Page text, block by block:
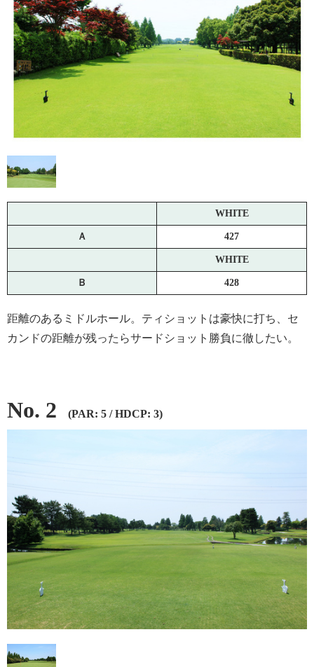
WHITE
Ａ 427
WHITE
Ｂ 428
距離のあるミドルホール。ティショットは豪快に打ち、セ
カンドの距離が残ったらサードショット勝負に徹したい。
No. 2 (PAR: 5 / HDCP: 3)